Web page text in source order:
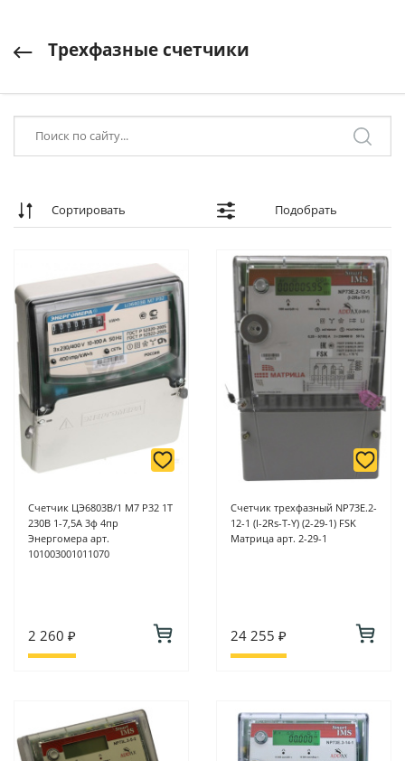
Трехфазные счетчики
Сортировать Подобрать
Счетчик ЦЭ6803В/1 М7 Р32 1Т
230В 1-7,5А 3ф 4пр
Энергомера арт.
101003001011070
2 260 ₽
Счетчик трехфазный NP73E.2-
12-1 (I-2Rs-T-Y) (2-29-1) FSK
Матрица арт. 2-29-1
24 255 ₽